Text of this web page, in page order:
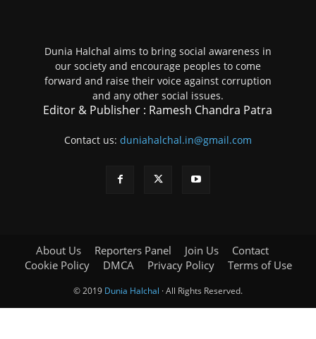
Dunia Halchal aims to bring social awareness in
our society and encourage peoples to come
forward and raise their voice against corruption
and any other social issues.
Editor & Publisher : Ramesh Chandra Patra
Contact us: duniahalchal.in@gmail.com
About Us Reporters Panel Join Us
Contact
Cookie Policy
DMCA Privacy Policy Terms of Use
© 2019 Dunia Halchal · All Rights Reserved.